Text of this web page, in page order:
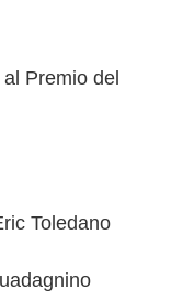
Premio del
Toledano